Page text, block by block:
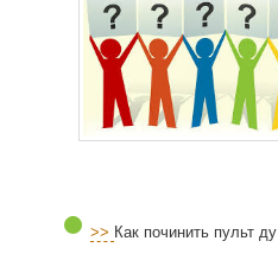
>> Как починить пульт ду